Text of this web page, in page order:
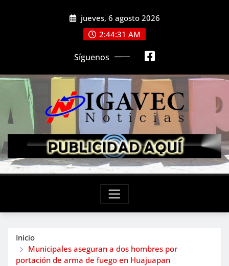
jueves, 6 agosto 2026
2:44:33 AM
Síguenos
Inicio
Municipales aseguran a dos hombres por
portación de arma de fuego en Huajuapan